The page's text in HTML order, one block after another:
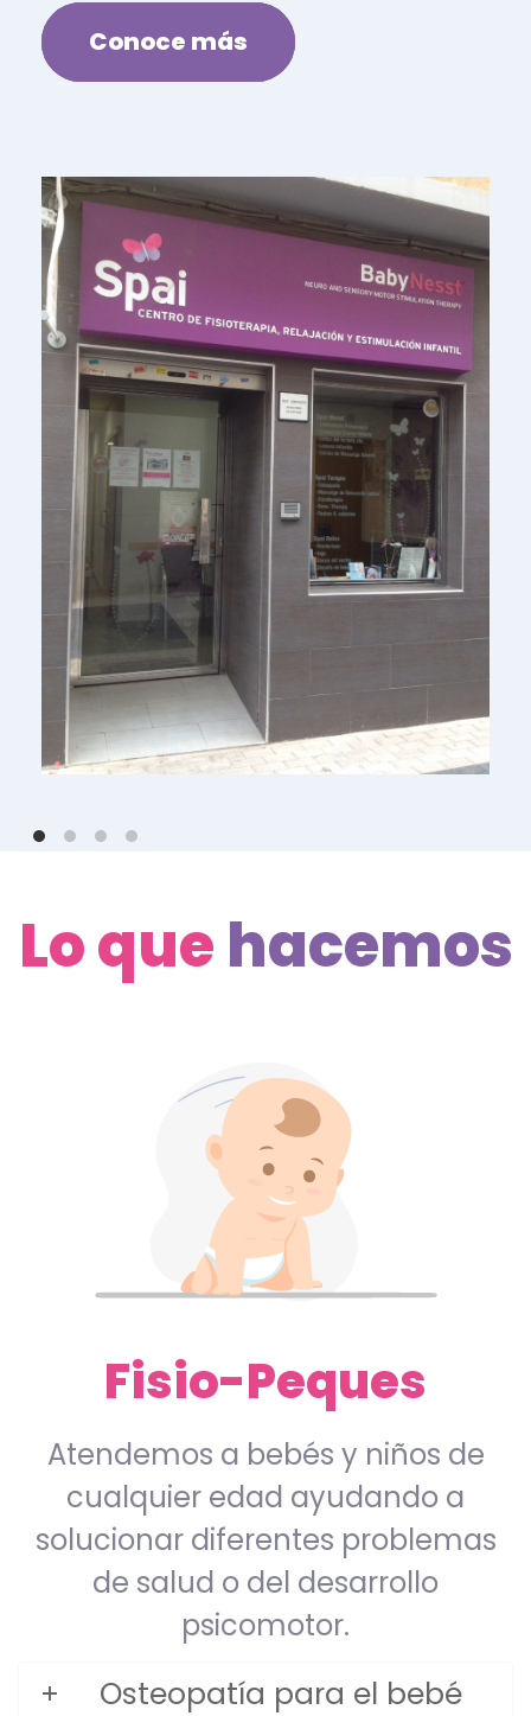
Conoce más
Lo que hacemos
Fisio-Peques
Atendemos a bebés y niños de
cualquier edad ayudando a
solucionar diferentes problemas
de salud o del desarrollo
psicomotor.
Osteopatía para el bebé